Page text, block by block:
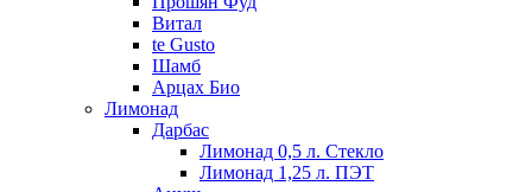
Витал
te Gusto
Шамб
Арцах Био
Лимонад
Дарбас
Лимонад 0,5 л. Стекло
Лимонад 1,25 л. ПЭТ